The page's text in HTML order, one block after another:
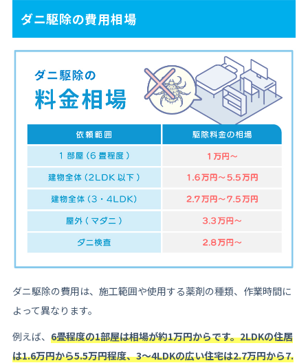
ダニ駆除の費用相場
ダニ駆除の費用は、施工範囲や使用する薬剤の種類、作業時間に
よって異なります。
例えば、 6畳程度の1部屋は相場が約1万円からです。2LDKの住居
は1.6万円から5.5万円程度、3〜4LDKの広い住宅は2.7万円から7.